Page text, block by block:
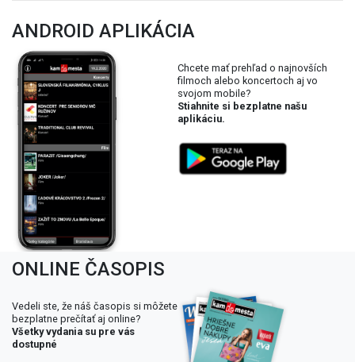
ANDROID APLIKÁCIA
Chcete mať prehľad o najnovších
filmoch alebo koncertoch aj vo
svojom mobile?
Stiahnite si bezplatne našu
aplikáciu.
ONLINE ČASOPIS
Vedeli ste, že náš časopis si môžete
bezplatne prečítať aj online?
Všetky vydania su pre vás
dostupné